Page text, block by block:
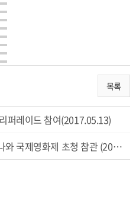
목록
퍼레이드 참여(2017.05.13)
BICF 조직위, 오키나와 국제영화제 초청 참관 (2017.04.24)